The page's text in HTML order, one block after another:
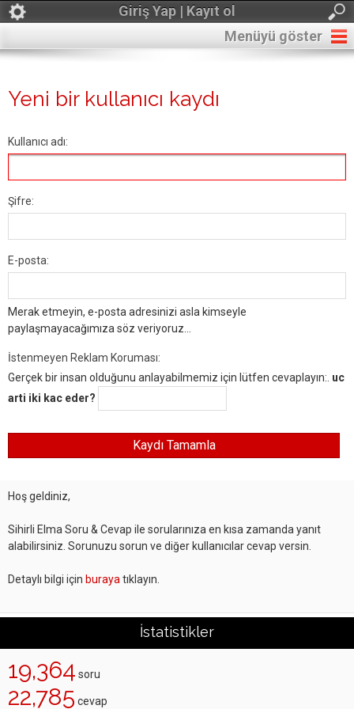
Giriş Yap | Kayıt ol
Menüyü göster
Yeni bir kullanıcı kaydı
Kullanıcı adı:
Şifre:
E-posta:
Merak etmeyin, e-posta adresinizi asla kimseyle
paylaşmayacağımıza söz veriyoruz...
İstenmeyen Reklam Koruması:
Gerçek bir insan olduğunu anlayabilmemiz için lütfen cevaplayın:. uc
arti iki kac eder?
Hoş geldiniz,
Sihirli Elma Soru & Cevap ile sorularınıza en kısa zamanda yanıt
alabilirsiniz. Sorunuzu sorun ve diğer kullanıcılar cevap versin.
Detaylı bilgi için buraya tıklayın.
İstatistikler
19,364 soru
22,785 cevap